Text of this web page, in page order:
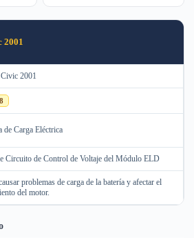
2001
2001
de Carga Eléctrica
Circuito de Control de Voltaje del Módulo ELD
problemas de carga de la batería y afectar el
del motor.